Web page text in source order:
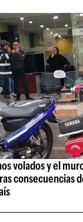
volados y el
consecuencias